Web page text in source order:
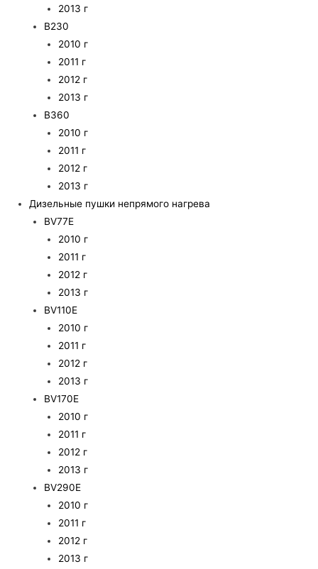
2013 г
B230
2010 г
2011 г
2012 г
2013 г
B360
2010 г
2011 г
2012 г
2013 г
Дизельные пушки непрямого нагрева
BV77E
2010 г
2011 г
2012 г
2013 г
BV110E
2010 г
2011 г
2012 г
2013 г
BV170E
2010 г
2011 г
2012 г
2013 г
BV290E
2010 г
2011 г
2012 г
2013 г